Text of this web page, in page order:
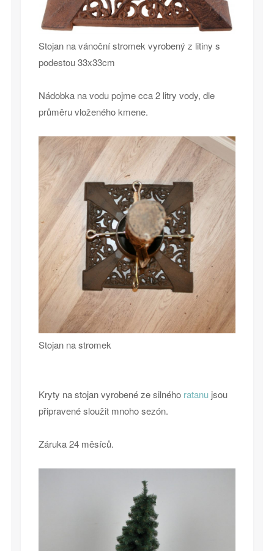
Stojan na vánoční stromek vyrobený z litiny s
podestou 33x33cm
Nádobka na vodu pojme cca 2 litry vody, dle
průměru vloženého kmene.
Stojan na stromek
Kryty na stojan vyrobené ze silného ratanujsou
připravené sloužit mnoho sezón.
Záruka 24 měsíců.